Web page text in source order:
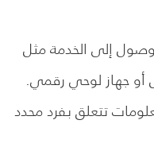
إلى الخدمة مثل
أو جهاز لوحي رقمي.
تتعلق بفرد محدد